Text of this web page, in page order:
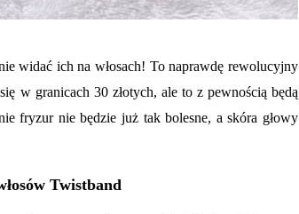
widać ich na włosach! To naprawdę rewolucyjny
w granicach 30 złotych, ale to z pewnością będą
fryzur nie będzie już tak bolesne, a skóra głowy
Twistband